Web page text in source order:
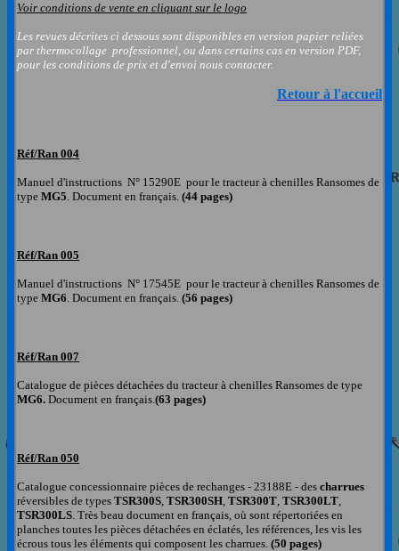
Voir conditions de vente en cliquant sur le logo
Les revues décrites ci dessous sont disponibles en version papier reliées
par thermocollage professionnel, ou dans certains cas en version PDF,
pour les conditions de prix et d'envoi nous contacter.
Retour à l'accueil
Réf/Ran 004
Manuel d'instructions N° 15290E pour le tracteur à chenilles Ransomes de
type MG5. Document en français. (44 pages)
Réf/Ran 005
Manuel d'instructions N° 17545E pour le tracteur à chenilles Ransomes de
type MG6. Document en français. (56 pages)
Réf/Ran 007
Catalogue de pièces détachées du tracteur à chenilles Ransomes de type
MG6. Document en français.(63 pages)
Réf/Ran 050
Catalogue concessionnaire pièces de rechanges - 23188E - des charrues
réversibles de types TSR300S, TSR300SH, TSR300T, TSR300LT,
TSR300LS. Très beau document en français, où sont répertoriées en
planches toutes les pièces détachées en éclatés, les références, les vis les
écrous tous les éléments qui composent les charrues. (50 pages)